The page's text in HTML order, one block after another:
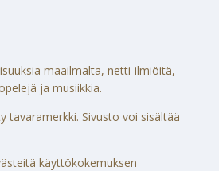
maailmalta, netti-ilmiöitä,
ja musiikkia.
tavaramerkki. Sivusto voi sisältää
käyttökokemuksen